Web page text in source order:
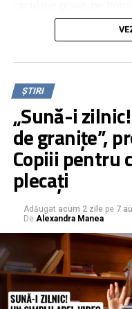
evenimente rutiere,
panouri stradale cu
Municipiului Roman
ȘTIRI
„Sună-i
de granițe”,
Copiii pentru
plecați
Adăugat acum 2 zile pe 7
De Alexandra Manea